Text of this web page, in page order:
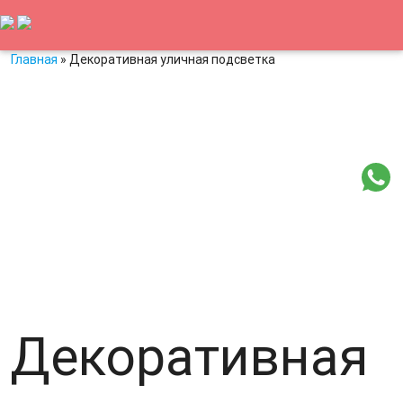
Главная » Декоративная уличная подсветка
Декоративная